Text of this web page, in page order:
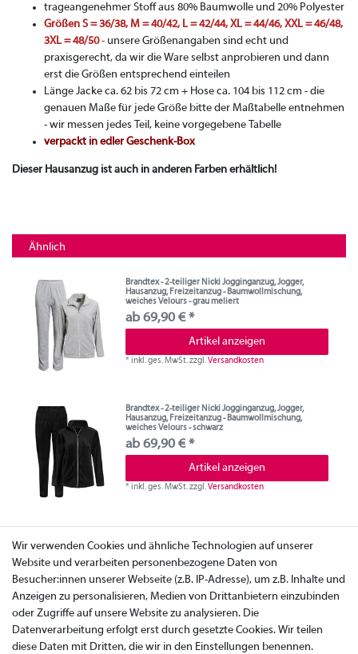
trageangenehmer Stoff aus 80% Baumwolle und 20% Polyester
Größen S = 36/38, M = 40/42, L = 42/44, XL = 44/46, XXL = 46/48,
3XL = 48/50- unsere Größenangaben sind echt und
praxisgerecht, da wir die Ware selbst anprobieren und dann
erst die Größen entsprechend einteilen
Länge Jacke ca. 62 bis 72 cm + Hose ca. 104 bis 112 cm - die
genauen Maße für jede Größe bitte der Maßtabelle entnehmen
- wir messen jedes Teil, keine vorgegebene Tabelle
verpackt in edler Geschenk-Box
Dieser Hausanzug ist auch in anderen Farben erhältlich!
Ähnlich
Brandtex - 2-teiliger Nicki Jogginganzug, Jogger,
Hausanzug, Freizeitanzug - Baumwollmischung,
weiches Velours - grau meliert
ab 69,90 € *
Artikel anzeigen
*inkl. ges. MwSt.zzgl.Versandkosten
Brandtex - 2-teiliger Nicki Jogginganzug, Jogger,
Hausanzug, Freizeitanzug - Baumwollmischung,
weiches Velours - schwarz
ab 69,90 € *
Artikel anzeigen
*inkl. ges. MwSt.zzgl.Versandkosten
Wir verwenden Cookies und ähnliche Technologien auf unserer
Website und verarbeiten personenbezogene Daten von
Besucher:innen unserer Webseite (z.B. IP-Adresse), um z.B. Inhalte und
Anzeigen zu personalisieren, Medien von Drittanbietern einzubinden
oder Zugriffe auf unsere Website zu analysieren. Die
Datenverarbeitung erfolgt erst durch gesetzte Cookies. Wir teilen
diese Daten mit Dritten, die wir in den Einstellungen benennen.